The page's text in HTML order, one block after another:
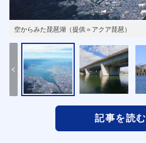
空からみた琵琶湖（提供＝アクア琵琶）
記事を読む